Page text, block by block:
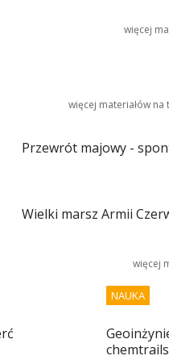
więcej
więcej materiałów na
Przewrót majowy -
Wielki marsz Armii
więcej
NAUKA
chemtrails